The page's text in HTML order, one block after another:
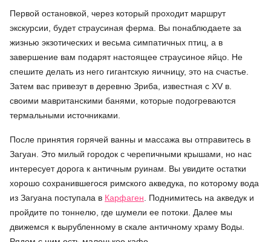
Первой остановкой, через который проходит маршрут
экскурсии, будет страусиная ферма. Вы понаблюдаете за
жизнью экзотических и весьма симпатичных птиц, а в
завершение вам подарят настоящее страусиное яйцо. Не
спешите делать из него гигантскую яичницу, это на счастье.
Затем вас привезут в деревню Зриба, известная с XV в.
своими мавританскими банями, которые подогреваются
термальными источниками.
После принятия горячей ванны и массажа вы отправитесь в
Загуан. Это милый городок с черепичными крышами, но нас
интересует дорога к античным руинам. Вы увидите остатки
хорошо сохранившегося римского акведука, по которому вода
из Загуана поступала в Карфаген . Поднимитесь на акведук и
пройдите по тоннелю, где шумели ее потоки. Далее мы
движемся к вырубленному в скале античному храму Воды.